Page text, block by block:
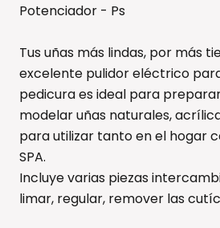
Potenciador - Ps
Tus uñas más lindas, por más
excelente pulidor eléctrico
pedicura es ideal para
modelar uñas naturales,
para utilizar tanto en el hogar
SPA.
Incluye varias piezas
limar, regular, remover las